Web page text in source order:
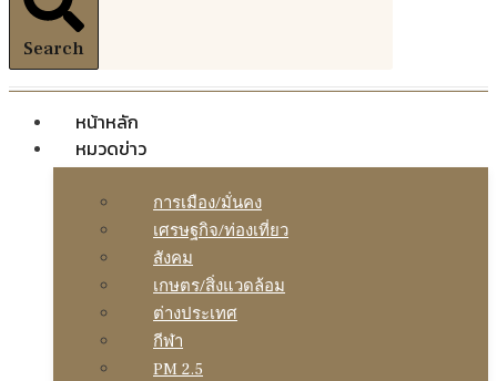
Search
หน้าหลัก
หมวดข่าว
การเมือง/มั่นคง
เศรษฐกิจ/ท่องเที่ยว
สังคม
เกษตร/สิ่งแวดล้อม
ต่างประเทศ
กีฬา
PM 2.5